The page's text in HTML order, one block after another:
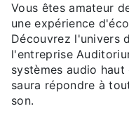
Vous êtes amateur
une expérience
Découvrez l'univers
l'entreprise
systèmes audio
saura répondre à
son.